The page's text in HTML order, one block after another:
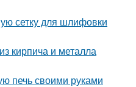
сетку для шлифовки
кирпича и металла
печь своими руками